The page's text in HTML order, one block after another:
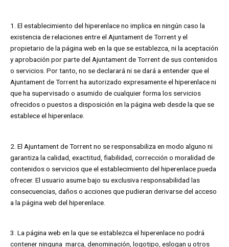
1. El establecimiento del hiperenlace no implica en ningún caso la
existencia de relaciones entre el Ajuntament de Torrent y el
propietario de la página web en la que se establezca, ni la aceptación
y aprobación por parte del Ajuntament de Torrent de sus contenidos
o servicios. Por tanto, no se declarará ni se dará a entender que el
Ajuntament de Torrent ha autorizado expresamente el hiperenlace ni
que ha supervisado o asumido de cualquier forma los servicios
ofrecidos o puestos a disposición en la página web desde la que se
establece el hiperenlace.
2. El Ajuntament de Torrent no se responsabiliza en modo alguno ni
garantiza la calidad, exactitud, fiabilidad, corrección o moralidad de
contenidos o servicios que el establecimiento del hiperenlace pueda
ofrecer. El usuario asume bajo su exclusiva responsabilidad las
consecuencias, daños o acciones que pudieran derivarse del acceso
a la página web del hiperenlace.
3. La página web en la que se establezca el hiperenlace no podrá
contener ninguna marca, denominación, logotipo, eslogan u otros